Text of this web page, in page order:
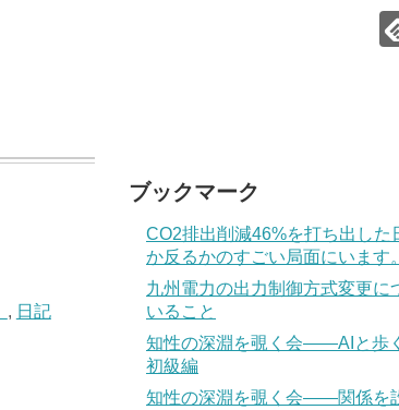
, 日記
ブックマーク
CO2排出削減46%を打ち出した
か反るかのすごい局面にいます。
九州電力の出力制御方式変更に
いること
知性の深淵を覗く会——AIと歩
初級編
知性の深淵を覗く会——関係を